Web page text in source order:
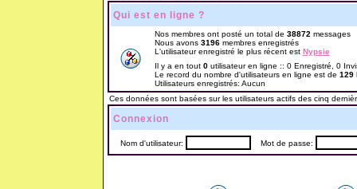
Qui est en ligne ?
Nos membres ont posté un total de 38872 messages
Nous avons 3196membres enregistrés
L'utilisateur enregistré le plus récent est Nypsie
Il y a en tout 0utilisateur en ligne :: 0 Enregistré, 0
Le record du nombre d'utilisateurs en ligne est de 129
Utilisateurs enregistrés: Aucun
Ces données sont basées sur les utilisateurs actifs des cinq
Connexion
Nom d'utilisateur: Mot de passe: